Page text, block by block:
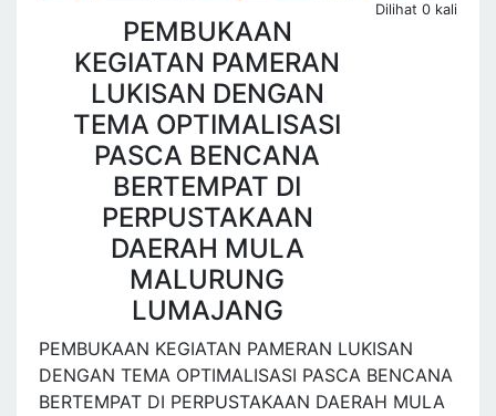
Dilihat 0 kali
PEMBUKAAN
KEGIATAN PAMERAN
LUKISAN DENGAN
TEMA OPTIMALISASI
PASCA BENCANA
BERTEMPAT DI
PERPUSTAKAAN
DAERAH MULA
MALURUNG
LUMAJANG
PEMBUKAAN KEGIATAN PAMERAN LUKISAN
DENGAN TEMA OPTIMALISASI PASCA BENCANA
BERTEMPAT DI PERPUSTAKAAN DAERAH MULA